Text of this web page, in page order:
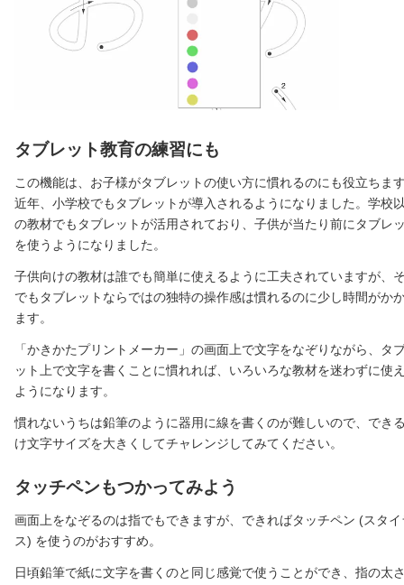
タブレット教育の練習にも
この機能は、お子様がタブレットの使い方に慣れるのにも役立ちま
近年、小学校でもタブレットが導入されるようになりました。学校
の教材でもタブレットが活用されており、子供が当たり前にタブレ
を使うようになりました。
子供向けの教材は誰でも簡単に使えるように工夫されていますが、
でもタブレットならではの独特の操作感は慣れるのに少し時間がか
ます。
「かきかたプリントメーカー」の画面上で文字をなぞりながら、タ
ット上で文字を書くことに慣れれば、いろいろな教材を迷わずに使
ようになります。
慣れないうちは鉛筆のように器用に線を書くのが難しいので、でき
け文字サイズを大きくしてチャレンジしてみてください。
タッチペンもつかってみよう
画面上をなぞるのは指でもできますが、できればタッチペン (スタイ
ス) を使うのがおすすめ。
日頃鉛筆で紙に文字を書くのと同じ感覚で使うことができ、指の太